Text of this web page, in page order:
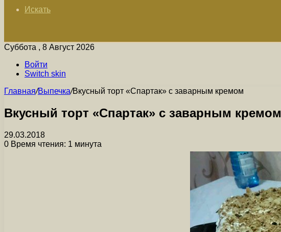
Искать
Суббота , 8 Август 2026
Войти
Switch skin
Главная/Выпечка/Вкусный торт «Спартак» с заварным кремом
Вкусный торт «Спартак» с заварным кремом
29.03.2018
0 Время чтения: 1 минута